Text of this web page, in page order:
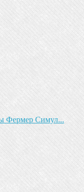
Фермер Симул...